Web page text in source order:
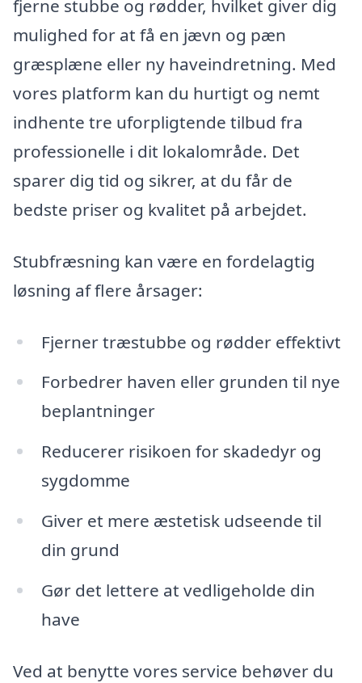
fjerne stubbe og rødder, hvilket giver dig
mulighed for at få en jævn og pæn
græsplæne eller ny haveindretning. Med
vores platform kan du hurtigt og nemt
indhente tre uforpligtende tilbud fra
professionelle i dit lokalområde. Det
sparer dig tid og sikrer, at du får de
bedste priser og kvalitet på arbejdet.
Stubfræsning kan være en fordelagtig
løsning af flere årsager:
Fjerner træstubbe og rødder effektivt
Forbedrer haven eller grunden til nye
beplantninger
Reducerer risikoen for skadedyr og
sygdomme
Giver et mere æstetisk udseende til
din grund
Gør det lettere at vedligeholde din
have
Ved at benytte vores service behøver du